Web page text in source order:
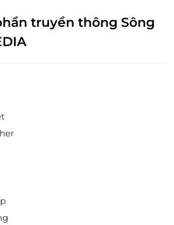
truyền thông Sông